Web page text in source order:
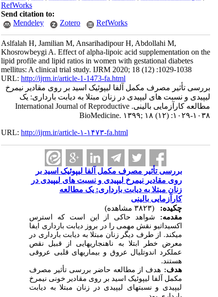
RefWorks
Send citation to:
Mendeley
Zotero RefWorks
Aslfalah H, Jamilian M, Ansarihadipour H, Abdollahi M,
Khosrowbeygi A. Effect of alpha-lipoic acid supplementation on the
lipid profile and lipid ratios in women with gestational diabetes
mellitus: A clinical trial study. IJRM 2020; 18 (12) :1029-1038
URL:http://ijrm.ir/article-1-1473-fa.html
بررسی تأثیر مصرف مکمل آلفا لیپوئیک اسید بر روی مقادیر نیمرخ
لیپیدی و نسبت های لیپیدی در زنان مبتلا به دیابت بارداری: یک
مطالعه کارآزمایی بالینی. International Journal of Reproductive
BioMedicine. ۱۳۹۹; ۱۸ (۱۲) :۱۰۲۹-۱۰۳۸
URL:http://ijrm.ir/article-۱-۱۴۷۳-fa.html
بررسی تأثیر مصرف مکمل آلفا لیپوئیک اسید بر
روی مقادیر نیمرخ لیپیدی و نسبت های لیپیدی در
زنان مبتلا به دیابت بارداری: یک مطالعه
کارآزمایی بالینی
چکیده:
مقدمه:شواهد حاکی از این است که استرس
اکسیداتیو نقش مهمی را در بروز دیابت بارداری ایفا
می­کند. از طرف دیگر زنان مبتلا به دیابت بارداری در
معرض خطر ابتلا به ناهنجاری­هایی از قبیل نقص
عملکرد اندوتلیال عروق و بیماری­های قلبی عروقی
هستند.
هدف:هدف از مطالعه حاضر بررسی تأثیر مصرف
مکمل آلفا لیپوئیک اسید بر روی مقادیر خونی نیمرخ
لیپیدی و نسبت­های لیپیدی در زنان مبتلا به دیابت